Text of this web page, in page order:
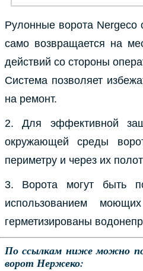
Рулонные ворота Nergeco
само возвращается на
действий со стороны
Система позволяет
на ремонт.
2. Для эффективной
окружающей среды
периметру и через их
3. Ворота могут быть
использованием
герметизированы
По ссылкам ниже можно
ворот Нержеко: